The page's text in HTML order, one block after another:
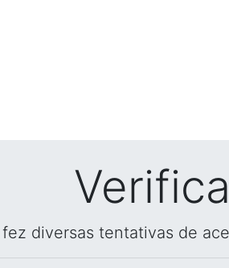
fez diversas tentativas de